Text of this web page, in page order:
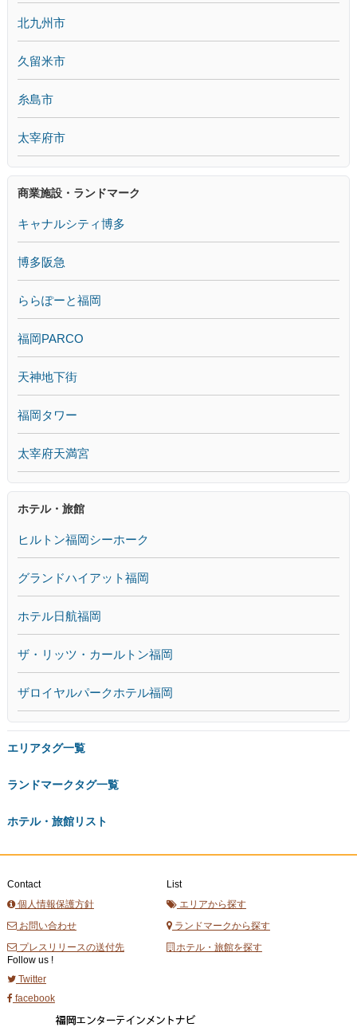
北九州市
久留米市
糸島市
太宰府市
商業施設・ランドマーク
キャナルシティ博多
博多阪急
ららぽーと福岡
福岡PARCO
天神地下街
福岡タワー
太宰府天満宮
ホテル・旅館
ヒルトン福岡シーホーク
グランドハイアット福岡
ホテル日航福岡
ザ・リッツ・カールトン福岡
ザロイヤルパークホテル福岡
エリアタグ一覧
ランドマークタグ一覧
ホテル・旅館リスト
Contact
個人情報保護方針
お問い合わせ
プレスリリースの送付先
List
エリアから探す
ランドマークから探す
ホテル・旅館を探す
Follow us !
Twitter
facebook